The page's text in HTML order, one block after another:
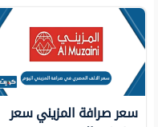
سعر صرافة المزيني سعر